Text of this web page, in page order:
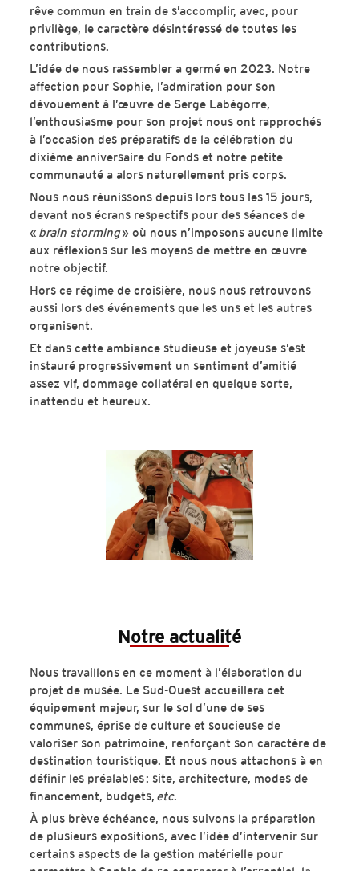
rêve commun en train de s’accomplir, avec, pour
privilège, le caractère désintéressé de toutes les
contributions.
L’idée de nous rassembler a germé en 2023. Notre
affection pour Sophie, l’admiration pour son
dévouement à l’œuvre de Serge Labégorre,
l’enthousiasme pour son projet nous ont rapprochés
à l’occasion des préparatifs de la célébration du
dixième anniversaire du Fonds et notre petite
communauté a alors naturellement pris corps.
Nous nous réunissons depuis lors tous les 15 jours,
devant nos écrans respectifs pour des séances de
« brain storming» où nous n’imposons aucune limite
aux réflexions sur les moyens de mettre en œuvre
notre objectif.
Hors ce régime de croisière, nous nous retrouvons
aussi lors des événements que les uns et les autres
organisent.
Et dans cette ambiance studieuse et joyeuse s’est
instauré progressivement un sentiment d’amitié
assez vif, dommage collatéral en quelque sorte,
inattendu et heureux.
Notre actualité
Nous travaillons en ce moment à l’élaboration du
projet de musée. Le Sud-Ouest accueillera cet
équipement majeur, sur le sol d’une de ses
communes, éprise de culture et soucieuse de
valoriser son patrimoine, renforçant son caractère de
destination touristique. Et nous nous attachons à en
définir les préalables : site, architecture, modes de
financement, budgets, etc.
À plus brève échéance, nous suivons la préparation
de plusieurs expositions, avec l’idée d’intervenir sur
certains aspects de la gestion matérielle pour